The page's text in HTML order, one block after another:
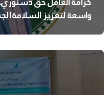
واسعة لتعزيز السلامة